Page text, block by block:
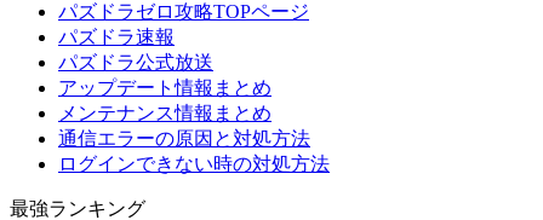
パズドラゼロ攻略TOPページ
パズドラ速報
パズドラ公式放送
アップデート情報まとめ
メンテナンス情報まとめ
通信エラーの原因と対処方法
ログインできない時の対処方法
最強ランキング